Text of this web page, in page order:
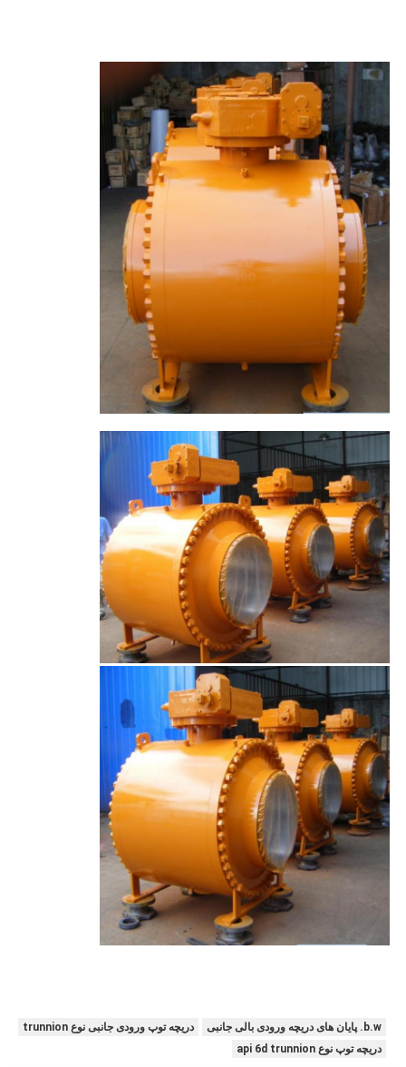
b.w. پایان های دریچه ورودی بالی جانبی
دریچه توپ ورودی جانبی نوع trunnion
دریچه توپ نوع api 6d trunnion